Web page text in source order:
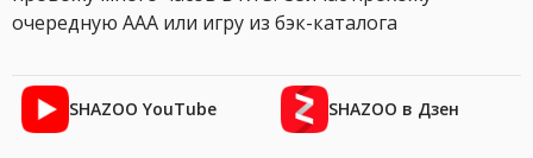
очередную AAA или игру из бэк-каталога
SHAZOO YouTube SHAZOO в Дзен